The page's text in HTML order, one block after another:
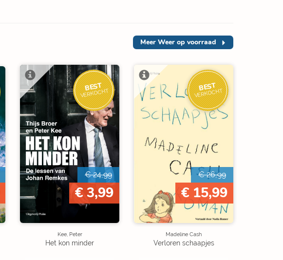
Meer Weer op voorraad
BEST
VERKOCHT
€ 24,99
€ 3,99
Kee, Peter
Het kon minder
BEST
VERKOCHT
€ 26,99
€ 15,99
Madeline Cash
Verloren schaapjes